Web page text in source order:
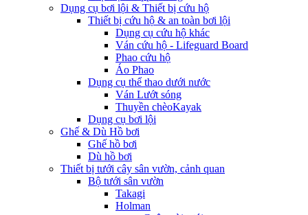
Dụng cụ bơi lội & Thiết bị cứu hộ
Thiết bị cứu hộ & an toàn bơi lội
Dụng cụ cứu hộ khác
Ván cứu hộ - Lifeguard Board
Phao cứu hộ
Áo Phao
Dụng cụ thể thao dưới nước
Ván Lướt sóng
Thuyền chèoKayak
Dụng cụ bơi lội
Ghế & Dù Hồ bơi
Ghế hồ bơi
Dù hồ bơi
Thiết bị tưới cây sân vườn, cảnh quan
Bộ tưới sân vườn
Takagi
Holman